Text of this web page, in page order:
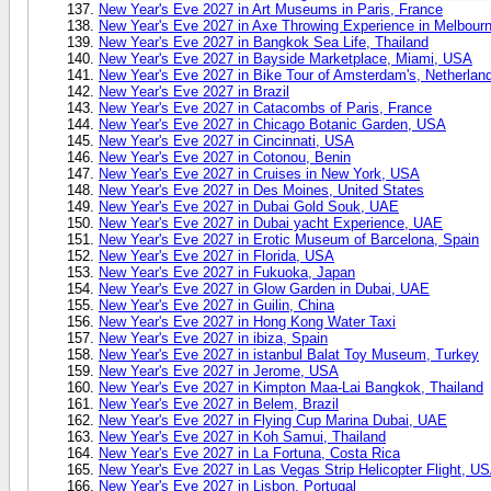
New Year's Eve 2027 in Art Museums in Paris, France
New Year's Eve 2027 in Axe Throwing Experience in
New Year's Eve 2027 in Bangkok Sea Life, Thailand
New Year's Eve 2027 in Bayside Marketplace, Miami, USA
New Year's Eve 2027 in Bike Tour of Amsterdam's,
New Year's Eve 2027 in Brazil
New Year's Eve 2027 in Catacombs of Paris, France
New Year's Eve 2027 in Chicago Botanic Garden, USA
New Year's Eve 2027 in Cincinnati, USA
New Year's Eve 2027 in Cotonou, Benin
New Year's Eve 2027 in Cruises in New York, USA
New Year's Eve 2027 in Des Moines, United States
New Year's Eve 2027 in Dubai Gold Souk, UAE
New Year's Eve 2027 in Dubai yacht Experience, UAE
New Year's Eve 2027 in Erotic Museum of Barcelona, Spain
New Year's Eve 2027 in Florida, USA
New Year's Eve 2027 in Fukuoka, Japan
New Year's Eve 2027 in Glow Garden in Dubai, UAE
New Year's Eve 2027 in Guilin, China
New Year's Eve 2027 in Hong Kong Water Taxi
New Year's Eve 2027 in ibiza, Spain
New Year's Eve 2027 in istanbul Balat Toy Museum, Turkey
New Year's Eve 2027 in Jerome, USA
New Year's Eve 2027 in Kimpton Maa-Lai Bangkok, Thailand
New Year's Eve 2027 in Belem, Brazil
New Year's Eve 2027 in Flying Cup Marina Dubai, UAE
New Year's Eve 2027 in Koh Samui, Thailand
New Year's Eve 2027 in La Fortuna, Costa Rica
New Year's Eve 2027 in Las Vegas Strip Helicopter Flight,
New Year's Eve 2027 in Lisbon, Portugal